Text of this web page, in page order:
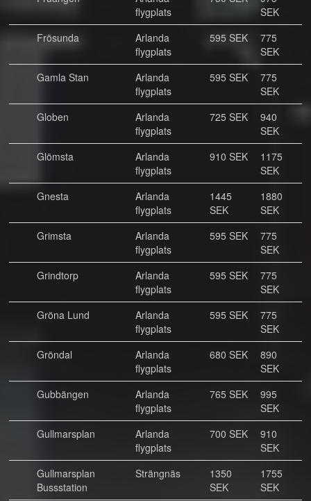
flygplats
SEK
Frösunda
Arlanda
flygplats
595 SEK
775
SEK
Gamla Stan
Arlanda
flygplats
595 SEK
775
SEK
Globen
Arlanda
flygplats
725 SEK
940
SEK
Glömsta
Arlanda
flygplats
910 SEK
1175
SEK
Gnesta
Arlanda
flygplats
1445
SEK
1880
SEK
Grimsta
Arlanda
flygplats
595 SEK
775
SEK
Grindtorp
Arlanda
flygplats
595 SEK
775
SEK
Gröna Lund
Arlanda
flygplats
595 SEK
775
SEK
Gröndal
Arlanda
flygplats
680 SEK
890
SEK
Gubbängen
Arlanda
flygplats
765 SEK
995
SEK
Gullmarsplan
Arlanda
flygplats
700 SEK
910
SEK
Gullmarsplan
Bussstation
Strängnäs
1350
SEK
1755
SEK